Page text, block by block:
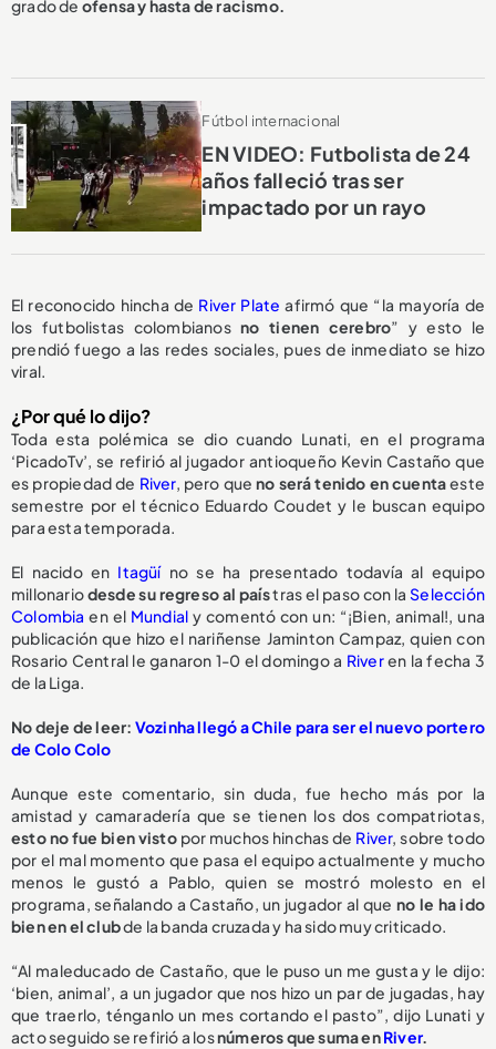
grado de ofensa y hasta de racismo.
Fútbol internacional
EN VIDEO: Futbolista de 24
años falleció tras ser
impactado por un rayo
El reconocido hincha de River Plate afirmó que “la mayoría de
los futbolistas colombianosno tienen cerebro” y esto le
prendió fuego a las redes sociales, pues de inmediato se hizo
viral.
¿Por qué lo dijo?
Toda esta polémica se dio cuando Lunati, en el programa
‘PicadoTv’, se refirió al jugador antioqueño Kevin Castaño que
es propiedad de River, pero queno será tenido en cuentaeste
semestre por el técnico Eduardo Coudet y le buscan equipo
para esta temporada.
El nacido en Itagüí no se ha presentado todavía al equipo
millonariodesde su regreso al paístras el paso con la Selección
Colombiaen el Mundial y comentó con un: “¡Bien, animal!, una
publicación que hizo el nariñense Jaminton Campaz, quien con
Rosario Central le ganaron 1-0 el domingo a Riveren la fecha 3
de la Liga.
No deje de leer: Vozinha llegó a Chile para ser el nuevo portero
de Colo Colo
Aunque este comentario, sin duda, fue hecho más por la
amistad y camaradería que se tienen los dos compatriotas,
esto no fue bien vistopor muchos hinchas de River, sobre todo
por el mal momento que pasa el equipo actualmente y mucho
menos le gustó a Pablo, quien se mostró molesto en el
programa, señalando a Castaño, un jugador al que no le ha ido
bien en el clubde la banda cruzada y ha sido muy criticado.
“Al maleducado de Castaño, que le puso un me gusta y le dijo:
‘bien, animal’, a un jugador que nos hizo un par de jugadas, hay
que traerlo, ténganlo un mes cortando el pasto”, dijo Lunati y
acto seguido se refirió a losnúmeros que suma enRiver.